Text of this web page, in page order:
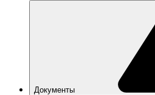
Документы